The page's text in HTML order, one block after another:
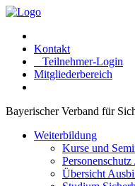
Kontakt
Teilnehmer-Login
Mitgliederbereich
Bayerischer Verband für
Weiterbildung
Kurse und
Übersicht